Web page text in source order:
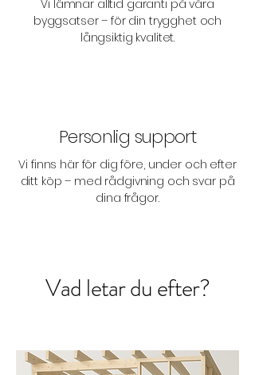
Vi lämnar alltid garanti på våra
byggsatser – för din trygghet och
långsiktig kvalitet.
Personlig support
Vi finns här för dig före, under och efter
ditt köp – med rådgivning och svar på
dina frågor.
Vad letar du efter?